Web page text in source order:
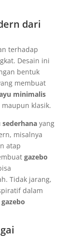
dari
terhadap
Desain ini
bentuk
membuat
minimalis
klasik.
sederhana yang
misalnya
atap
gazebo
Tidak jarang,
dalam
gazebo